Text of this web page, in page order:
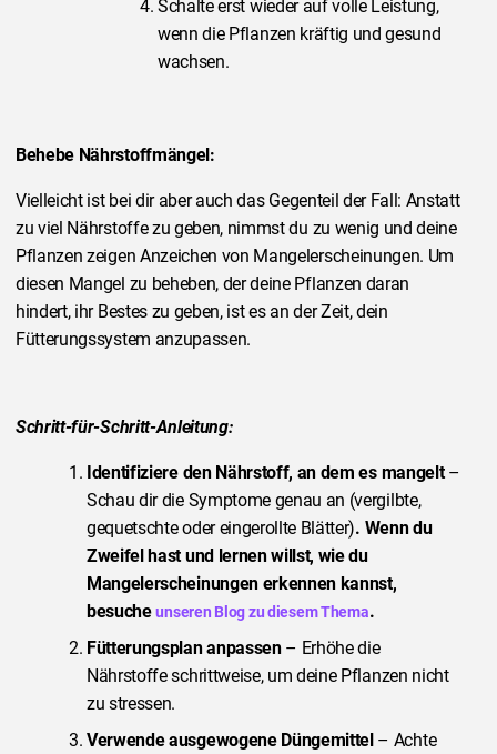
Schalte erst wieder auf volle Leistung,
wenn die Pflanzen kräftig und gesund
wachsen.
Behebe Nährstoffmängel:
Vielleicht ist bei dir aber auch das Gegenteil der Fall: Anstatt
zu viel Nährstoffe zu geben, nimmst du zu wenig und deine
Pflanzen zeigen Anzeichen von Mangelerscheinungen. Um
diesen Mangel zu beheben, der deine Pflanzen daran
hindert, ihr Bestes zu geben, ist es an der Zeit, dein
Fütterungssystem anzupassen.
Schritt-für-Schritt-Anleitung:
Identifiziere den Nährstoff, an dem es mangelt–
Schau dir die Symptome genau an (vergilbte,
gequetschte oder eingerollte Blätter). Wenn du
Zweifel hast und lernen willst, wie du
Mangelerscheinungen erkennen kannst,
besucheunseren Blog zu diesem Thema.
Fütterungsplan anpassen – Erhöhe die
Nährstoffe schrittweise, um deine Pflanzen nicht
zu stressen.
Verwende ausgewogene Düngemittel – Achte